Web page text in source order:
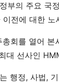
부의 주요 국
전에 대한
회를 열어 본
대 선사인
행정, 사법,